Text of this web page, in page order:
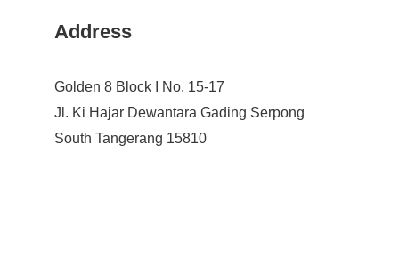
Address
Golden 8 Block I No. 15-17
Jl. Ki Hajar Dewantara Gading Serpong
South Tangerang 15810